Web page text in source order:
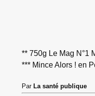
** 750g Le Mag N°1
*** Mince Alors ! en
Par La santé publique